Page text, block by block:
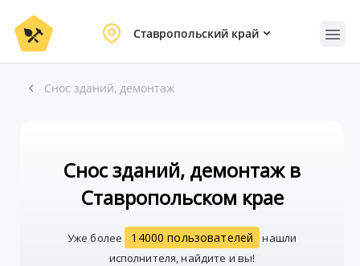
Ставропольский край
Снос зданий, демонтаж
Снос зданий, демонтаж в
Ставропольском крае
Уже более 14000 пользователей
нашли
исполнителя, найдите и вы!